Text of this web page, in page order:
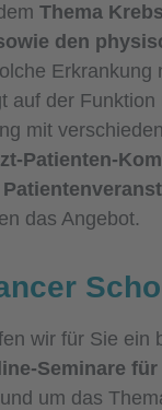
Thema
den
Erkrankung
auf der Funktion
mit
Patienten-
das Angebot.
wir für Sie ein
Seminare
um das